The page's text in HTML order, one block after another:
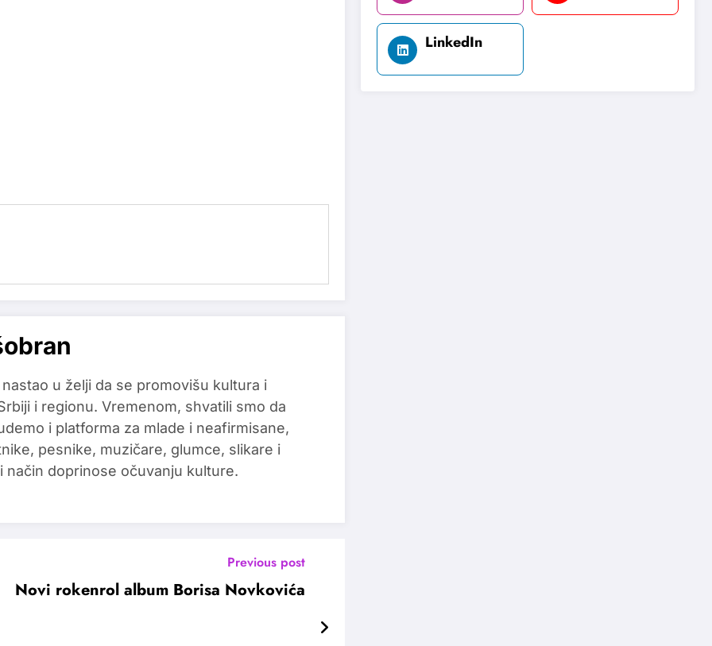
u želji da se promovišu kultura i
i regionu. Vremenom, shvatili smo da
i platforma za mlade i neafirmisane,
pesnike, muzičare, glumce, slikare i
način doprinose očuvanju kulture.
Previous post
Novi rokenrol album Borisa Novkovića
LinkedIn